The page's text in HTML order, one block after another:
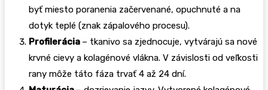
byť miesto poranenia začervenané, opuchnuté a na
dotyk teplé (znak zápalového procesu).
Profilerácia – tkanivo sa zjednocuje, vytvárajú sa nové
krvné cievy a kolagénové vlákna. V závislosti od veľkosti
rany môže táto fáza trvať 4 až 24 dní.